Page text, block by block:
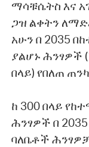
ማሳቹሴትስ እና
ጋዝ ልቀትን
አሁን በ 2035
ያልሆኑ ሕንፃዎች
በላይ) የበለጠ
ከ 300 በላይ
ሕንፃዎች በ
ባለቤቶች